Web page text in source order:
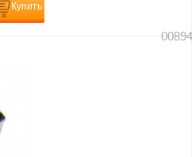
Купить